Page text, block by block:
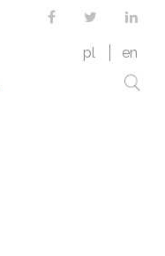
FacebookTwitter
pl en